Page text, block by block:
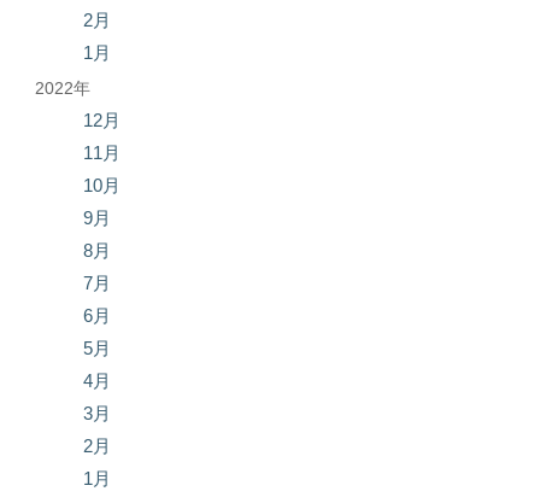
2月
1月
2022年
12月
11月
10月
9月
8月
7月
6月
5月
4月
3月
2月
1月